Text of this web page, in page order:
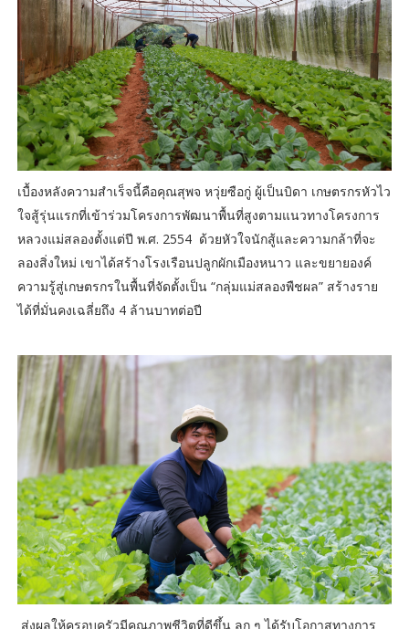
เบื้องหลังความสำเร็จนี้คือคุณสุพจ หวุ่ยซือกู่ ผู้เป็นบิดา เกษตรกรหัวไว
ใจสู้รุ่นแรกที่เข้าร่วมโครงการพัฒนาพื้นที่สูงตามแนวทางโครงการ
หลวงแม่สลองตั้งแต่ปี พ.ศ. 2554 ด้วยหัวใจนักสู้และความกล้าที่จะ
ลองสิ่งใหม่ เขาได้สร้างโรงเรือนปลูกผักเมืองหนาว และขยายองค์
ความรู้สู่เกษตรกรในพื้นที่จัดตั้งเป็น “กลุ่มแม่สลองพืชผล” สร้างราย
ได้ที่มั่นคงเฉลี่ยถึง 4 ล้านบาทต่อปี
ส่งผลให้ครอบครัวมีคุณภาพชีวิตที่ดีขึ้น ลูก ๆ ได้รับโอกาสทางการ